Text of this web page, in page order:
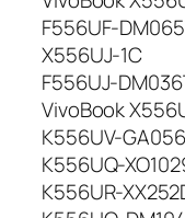
F556UF-
X556UJ-1C
F556UJ-
VivoBook
K556UV-
K556UQ-
K556UR-